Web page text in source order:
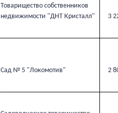
Товарищество собственников
недвижимости "ДНТ Кристалл"
3
Сад № 5 "Локомотив" 2